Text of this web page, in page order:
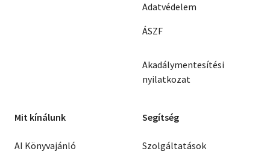
Adatvédelem
ÁSZF
Akadálymentesítési
nyilatkozat
Mit kínálunk
AI Könyvajánló
Segítség
Szolgáltatások